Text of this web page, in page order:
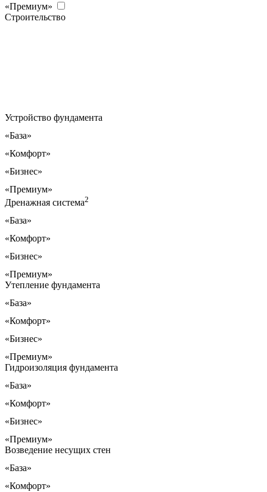
«Премиум»
Строительство
Устройство фундамента
«База»
«Комфорт»
«Бизнес»
«Премиум»
Дренажная система2
«База»
«Комфорт»
«Бизнес»
«Премиум»
Утепление фундамента
«База»
«Комфорт»
«Бизнес»
«Премиум»
Гидроизоляция фундамента
«База»
«Комфорт»
«Бизнес»
«Премиум»
Возведение несущих стен
«База»
«Комфорт»